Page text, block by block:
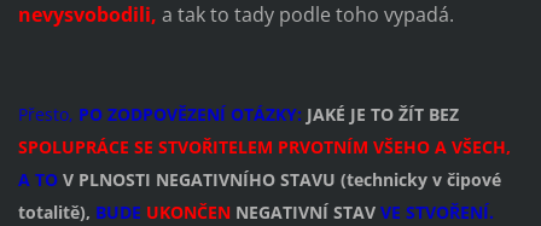
nevysvobodili, a tak to tady podle toho vypadá.
Přesto, PO ZODPOVĚZENÍ OTÁZKY: JAKÉ JE TO ŽÍT BEZ
SPOLUPRÁCE SE STVOŘITELEM PRVOTNÍM VŠEHO A VŠECH,
A TOV PLNOSTI NEGATIVNÍHO STAVU (technicky v čipové
totalitě), BUDE UKONČENNEGATIVNÍ STAV VE STVOŘENÍ.